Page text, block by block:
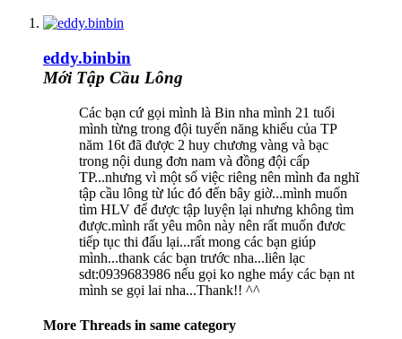
eddy.binbin
Mới Tập Cầu Lông
Các bạn cứ gọi mình là Bin nha mình 21 tuổi
mình từng trong đội tuyển năng khiếu của TP
năm 16t đã được 2 huy chương vàng và bạc
trong nội dung đơn nam và đồng đội cấp
TP...nhưng vì một số việc riêng nên mình đa nghĩ
tập cầu lông từ lúc đó đến bây giờ...mình muốn
tìm HLV để được tập luyện lại nhưng không tìm
được.mình rất yêu môn này nên rất muốn đươc
tiếp tục thi đấu lại...rất mong các bạn giúp
mình...thank các bạn trước nha...liên lạc
sdt:0939683986 nếu gọi ko nghe máy các bạn nt
mình se gọi lai nha...Thank!! ^^
More Threads in same category